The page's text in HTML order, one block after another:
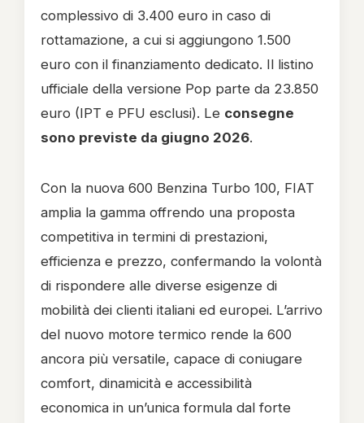
complessivo di 3.400 euro in caso di
rottamazione, a cui si aggiungono 1.500
euro con il finanziamento dedicato. Il listino
ufficiale della versione Pop parte da 23.850
euro (IPT e PFU esclusi). Le consegne
sono previste da giugno 2026.
Con la nuova 600 Benzina Turbo 100, FIAT
amplia la gamma offrendo una proposta
competitiva in termini di prestazioni,
efficienza e prezzo, confermando la volontà
di rispondere alle diverse esigenze di
mobilità dei clienti italiani ed europei. L’arrivo
del nuovo motore termico rende la 600
ancora più versatile, capace di coniugare
comfort, dinamicità e accessibilità
economica in un’unica formula dal forte